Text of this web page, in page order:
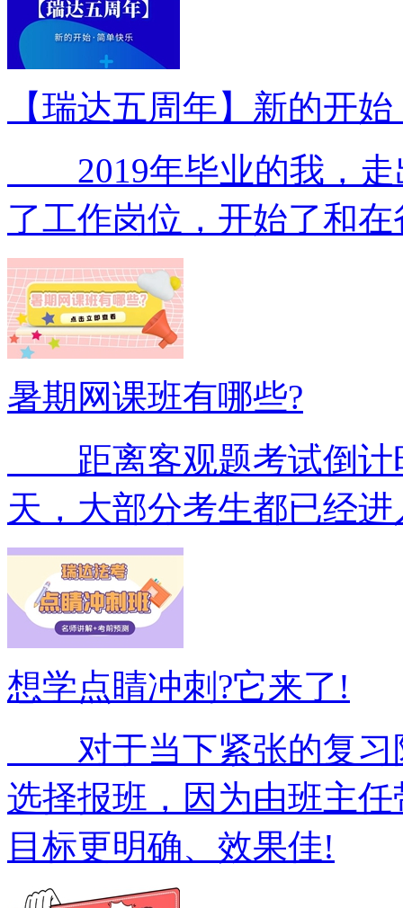
【瑞达五周年】新的开
2019年毕业的我，走
了工作岗位，开始了和
暑期网课班有哪些?
距离客观题考试倒计
天，大部分考生都已经
想学点睛冲刺?它来了!
对于当下紧张的复习
选择报班，因为由班主
目标更明确、效果佳!